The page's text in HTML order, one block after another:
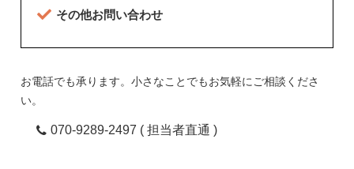
その他お問い合わせ
お電話でも承ります。小さなことでもお気軽にご相談くださ
い。
070-9289-2497 ( 担当者直通 )